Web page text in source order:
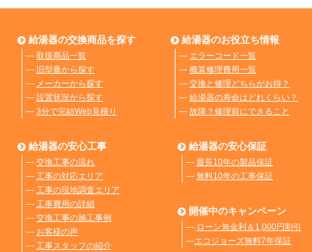
給湯器の交換商品を探す
― 取扱商品一覧
― 旧型番から探す
― メーカーから探す
― 設置状況から探す
― 3分で完結Web見積り
給湯器のお役立ち情報
― エラーコード一覧
― 概算修理費用一覧
― 交換と修理どちらがお得？
― 給湯器の寿命はどれくらい？
― 故障？修理前にできること
給湯器の安心工事
― 交換工事の流れ
― 工事の対応エリア
― 工事の現地調査エリア
― 工事費用の詳細
― 交換工事の施工事例
― お客様の声
― 工事スタッフの紹介
給湯器の安心保証
― 最長10年の製品保証
― 無料10年の工事保証
開催中のキャンペーン
― ローン無金利＆1,000円割引
―エコジョーズ無料7年保証